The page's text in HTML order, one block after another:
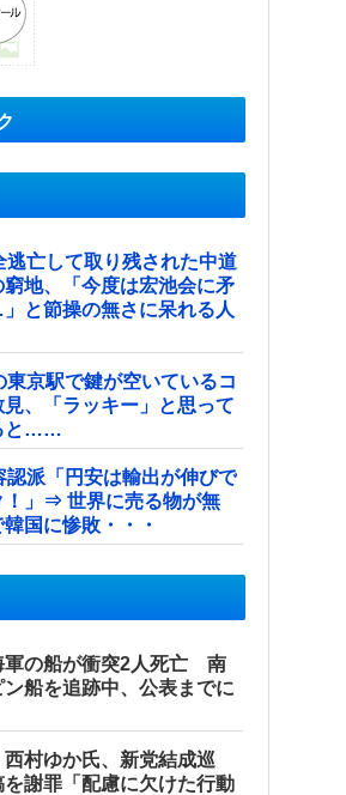
逃亡して取り残された中道
地、「今度は宏池会に矛
と節操の無さに呆れる人
東京駅で鍵が空いているコ
、「ラッキー」と思って
と……
認派「円安は輸出が伸びで
！」⇒ 世界に売る物が無
国に惨敗・・・
軍の船が衝突2人死亡 南
船を追跡中、公表までに
村ゆか氏、新党結成巡
を謝罪「配慮に欠けた行動